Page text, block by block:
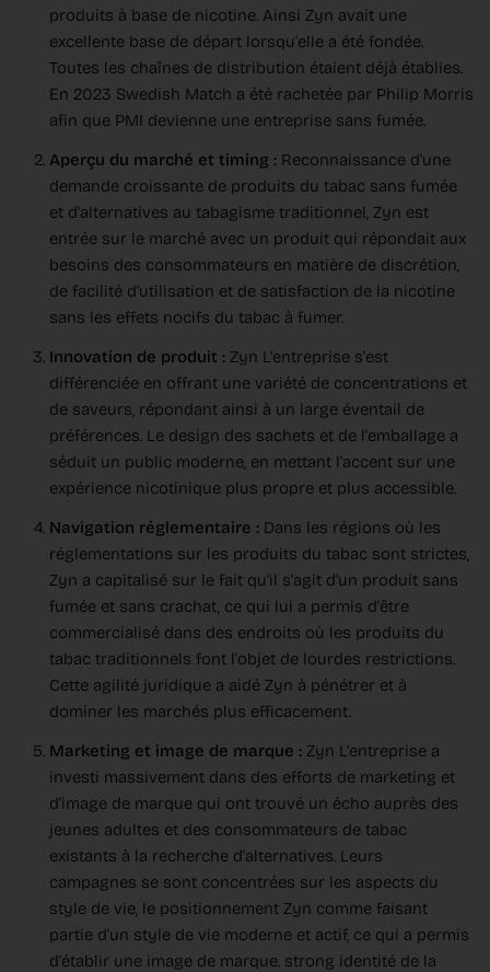
produits à base de nicotine. Ainsi Zyn avait une
excellente base de départ lorsqu'elle a été fondée.
Toutes les chaînes de distribution étaient déjà établies.
En 2023 Swedish Match a été rachetée par Philip Morris
afin que PMI devienne une entreprise sans fumée.
Aperçu du marché et timing : Reconnaissance d'une
demande croissante de produits du tabac sans fumée
et d'alternatives au tabagisme traditionnel, Zyn est
entrée sur le marché avec un produit qui répondait aux
besoins des consommateurs en matière de discrétion,
de facilité d'utilisation et de satisfaction de la nicotine
sans les effets nocifs du tabac à fumer.
Innovation de produit : Zyn L'entreprise s'est
différenciée en offrant une variété de concentrations et
de saveurs, répondant ainsi à un large éventail de
préférences. Le design des sachets et de l'emballage a
séduit un public moderne, en mettant l'accent sur une
expérience nicotinique plus propre et plus accessible.
Navigation réglementaire : Dans les régions où les
réglementations sur les produits du tabac sont strictes,
Zyn a capitalisé sur le fait qu'il s'agit d'un produit sans
fumée et sans crachat, ce qui lui a permis d'être
commercialisé dans des endroits où les produits du
tabac traditionnels font l'objet de lourdes restrictions.
Cette agilité juridique a aidé Zyn à pénétrer et à
dominer les marchés plus efficacement.
Marketing et image de marque : Zyn L'entreprise a
investi massivement dans des efforts de marketing et
d'image de marque qui ont trouvé un écho auprès des
jeunes adultes et des consommateurs de tabac
existants à la recherche d'alternatives. Leurs
campagnes se sont concentrées sur les aspects du
style de vie, le positionnement Zyn comme faisant
partie d'un style de vie moderne et actif, ce qui a permis
d'établir une image de marque. strong identité de la